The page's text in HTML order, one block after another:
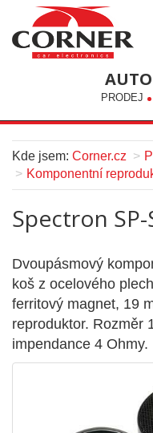
PRODEJ
Kde jsem: Corner.cz
Komponentní
Spectron SP-
Dvoupásmový
koš z ocelového
ferritový magnet, 19
reproduktor. Rozměr
impendance 4 Ohmy.